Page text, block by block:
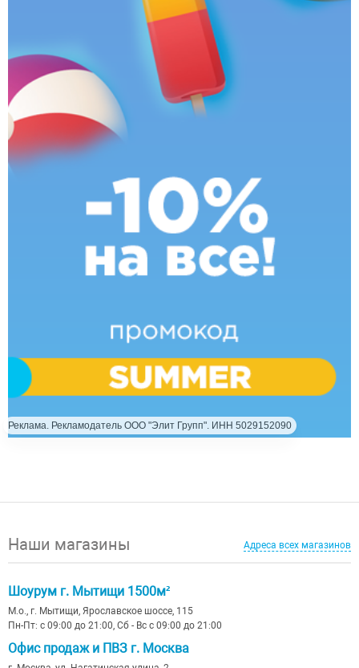
Реклама. Рекламодатель ООО "Элит Групп". ИНН 5029152090
Наши магазины Адреса всех магазинов
Шоурум г. Мытищи 1500м²
М.о., г. Мытищи, Ярославское шоссе, 115
Пн-Пт: с 09:00 до 21:00, Сб - Вс с 09:00 до 21:00
Офис продаж и ПВЗ г. Москва